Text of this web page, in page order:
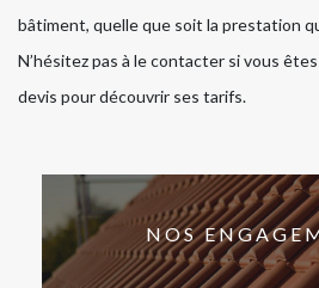
bâtiment, quelle que soit la prestation
N’hésitez pas à le contacter si vous
devis pour découvrir ses tarifs.
NOS